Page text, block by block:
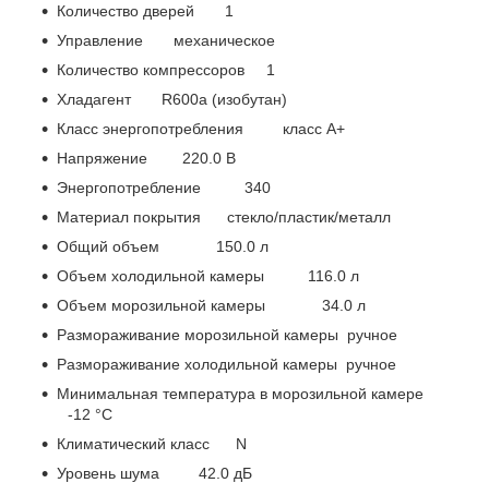
Количество дверей 1
Управление механическое
Количество компрессоров 1
Хладагент R600a (изобутан)
Класс энергопотребления класс A+
Напряжение 220.0 В
Энергопотребление 340
Материал покрытия стекло/пластик/металл
Общий объем 150.0 л
Объем холодильной камеры 116.0 л
Объем морозильной камеры 34.0 л
Размораживание морозильной камеры ручное
Размораживание холодильной камеры ручное
Минимальная температура в морозильной камере
-12 °C
Климатический класс N
Уровень шума 42.0 дБ